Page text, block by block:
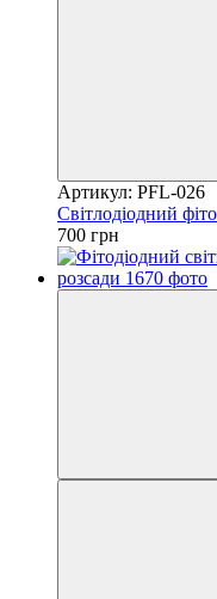
Артикул: PFL-026
Світлодіодний
700 грн